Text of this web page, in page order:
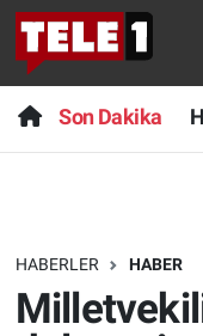
Son Dakika
HABERLER HABER
Anında
Başka
Bilim turu
Son Dakika
Haber
Dünya
Nöbetçi
Hava Durumu
Trafik Durumu